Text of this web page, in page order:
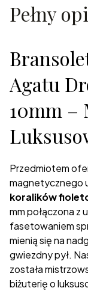
Pełny
Agatu
10mm –
Przedmiotem
magnetycznego
koralików
mm połączona z
fasetowaniem
mienią się na
gwiezdny pył.
została
biżuterię o